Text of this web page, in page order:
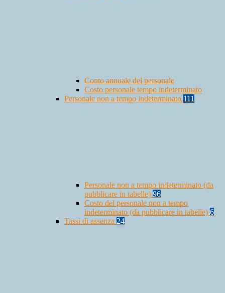
Conto annuale del personale
Costo personale tempo indeterminato
Personale non a tempo indeterminato 111
Personale non a tempo indeterminato (da
pubblicare in tabelle) 96
Costo del personale non a tempo
indeterminato (da pubblicare in tabelle) 6
Tassi di assenza 24